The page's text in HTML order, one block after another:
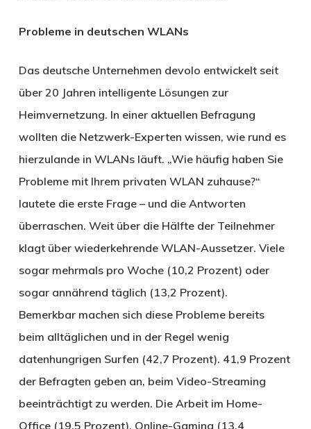
Probleme in deutschen WLANs
Das deutsche Unternehmen devolo entwickelt seit
über 20 Jahren intelligente Lösungen zur
Heimvernetzung. In einer aktuellen Befragung
wollten die Netzwerk-Experten wissen, wie rund es
hierzulande in WLANs läuft. „Wie häufig haben Sie
Probleme mit Ihrem privaten WLAN zuhause?“
lautete die erste Frage – und die Antworten
überraschen. Weit über die Hälfte der Teilnehmer
klagt über wiederkehrende WLAN-Aussetzer. Viele
sogar mehrmals pro Woche (10,2 Prozent) oder
sogar annährend täglich (13,2 Prozent).
Bemerkbar machen sich diese Probleme bereits
beim alltäglichen und in der Regel wenig
datenhungrigen Surfen (42,7 Prozent). 41,9 Prozent
der Befragten geben an, beim Video-Streaming
beeinträchtigt zu werden. Die Arbeit im Home-
Office (19,5 Prozent), Online-Gaming (13,4